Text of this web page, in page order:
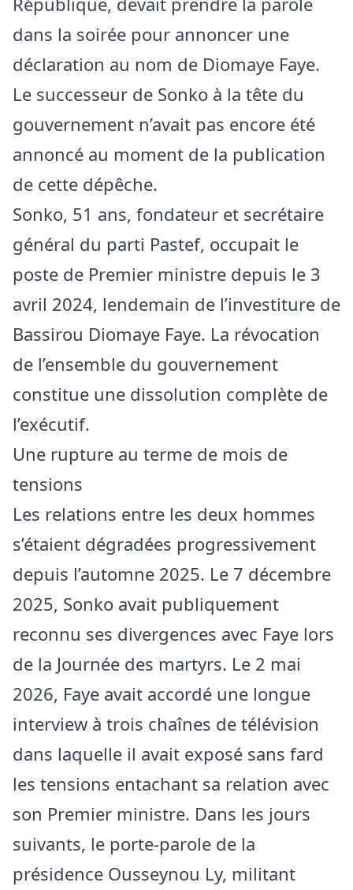
dans la soirée pour annoncer une
déclaration au nom de Diomaye Faye.
Le successeur de Sonko à la tête du
gouvernement n’avait pas encore été
annoncé au moment de la publication
de cette dépêche.
Sonko, 51 ans, fondateur et secrétaire
général du parti Pastef, occupait le
poste de Premier ministre depuis le 3
avril 2024, lendemain de l’investiture de
Bassirou Diomaye Faye. La révocation
de l’ensemble du gouvernement
constitue une dissolution complète de
l’exécutif.
Une rupture au terme de mois de
tensions
Les relations entre les deux hommes
s’étaient dégradées progressivement
depuis l’automne 2025. Le 7 décembre
2025, Sonko avait publiquement
reconnu ses divergences avec Faye lors
de la Journée des martyrs. Le 2 mai
2026, Faye avait accordé une longue
interview à trois chaînes de télévision
dans laquelle il avait exposé sans fard
les tensions entachant sa relation avec
son Premier ministre. Dans les jours
suivants, le porte-parole de la
présidence Ousseynou Ly, militant